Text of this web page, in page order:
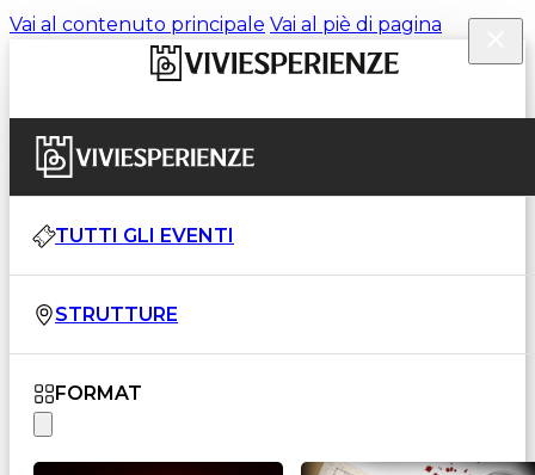
Vai al contenuto principale Vai al piè di pagina
TUTTI GLI EVENTI
STRUTTURE
FORMAT